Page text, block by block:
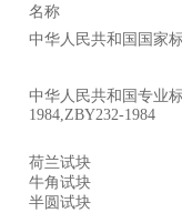
名称
中华人民共和国国家
中华人民共和国专业
1984,ZBY232-1984
荷兰试块
牛角试块
半圆试块